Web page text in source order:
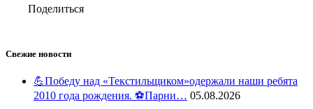
Поделиться
Свежие новости
💪Победу над «Текстильщиком»одержали наши ребята
2010 года рождения. ⚽️Парни… 05.08.2026